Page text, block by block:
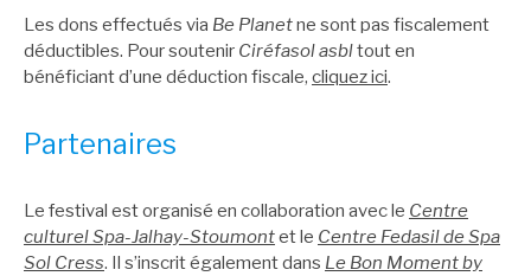
Les dons effectués via Be Planetne sont pas fiscalement
déductibles. Pour soutenir Ciréfasol asbltout en
bénéficiant d’une déduction fiscale, cliquez ici.
Partenaires
Le festival est organisé en collaboration avec le Centre
culturel Spa-Jalhay-Stoumontet le Centre Fedasil de Spa
Sol Cress. Il s’inscrit également dans Le Bon Moment by